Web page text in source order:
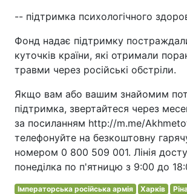
-- підтримка психологічного
Фонд надає підтримку
куточків країни, які отримали
травми через російські обстріли.
Якщо вам або вашим знайомим
підтримка, звертайтеся через
за посиланням http://m.me/
телефонуйте на безкоштовну
номером 0 800 509 001. Лінія
понеділка по п'ятницю з 9:00 до
Імператорська російська армія Харків